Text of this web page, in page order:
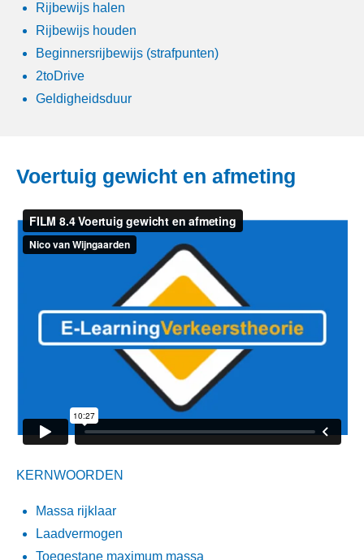
Rijbewijs halen
Rijbewijs houden
Beginnersrijbewijs (strafpunten)
2toDrive
Geldigheidsduur
Voertuig gewicht en afmeting
KERNWOORDEN
Massa rijklaar
Laadvermogen
Toegestane maximum massa